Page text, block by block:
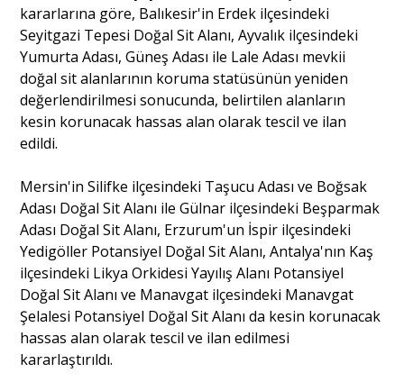
kararlarına göre, Balıkesir'in Erdek ilçesindeki
Seyitgazi Tepesi Doğal Sit Alanı, Ayvalık ilçesindeki
Yumurta Adası, Güneş Adası ile Lale Adası mevkii
doğal sit alanlarının koruma statüsünün yeniden
değerlendirilmesi sonucunda, belirtilen alanların
kesin korunacak hassas alan olarak tescil ve ilan
edildi.
Mersin'in Silifke ilçesindeki Taşucu Adası ve Boğsak
Adası Doğal Sit Alanı ile Gülnar ilçesindeki Beşparmak
Adası Doğal Sit Alanı, Erzurum'un İspir ilçesindeki
Yedigöller Potansiyel Doğal Sit Alanı, Antalya'nın Kaş
ilçesindeki Likya Orkidesi Yayılış Alanı Potansiyel
Doğal Sit Alanı ve Manavgat ilçesindeki Manavgat
Şelalesi Potansiyel Doğal Sit Alanı da kesin korunacak
hassas alan olarak tescil ve ilan edilmesi
kararlaştırıldı.